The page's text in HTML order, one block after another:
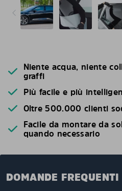
Niente acqua, niente
graffi
Più facile e più
Oltre 500.000 clienti
Facile da montare da
quando necessario
DOMANDE FREQUENTI